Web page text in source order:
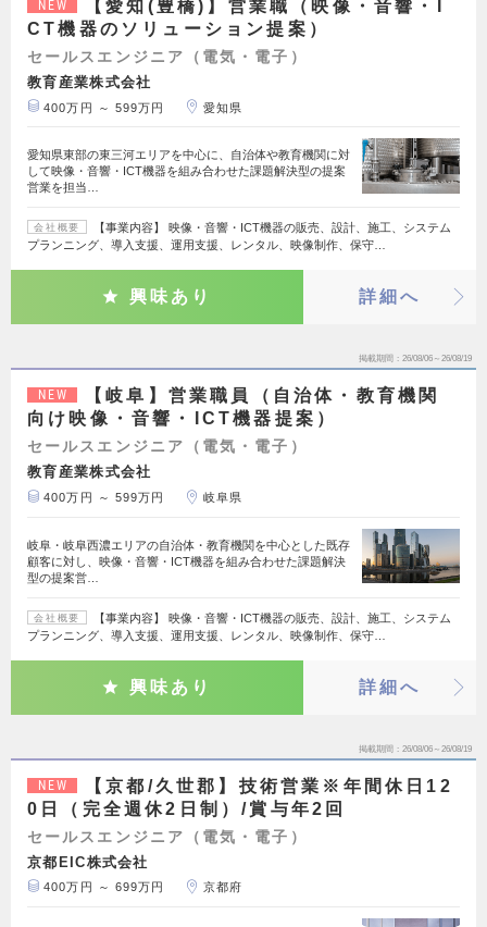
NEW
【愛知(豊橋)】営業職（映像・音響・I
CT機器のソリューション提案）
セールスエンジニア（電気・電子）
教育産業株式会社
400万円 ～ 599万円 愛知県
愛知県東部の東三河エリアを中心に、自治体や教育機関に対
して映像・音響・ICT機器を組み合わせた課題解決型の提案
営業を担当…
会社概要
【事業内容】 映像・音響・ICT機器の販売、設計、施工、システム
プランニング、導入支援、運用支援、レンタル、映像制作、保守…
興味あり 詳細へ
掲載期間 26/08/06～26/08/19
NEW
【岐阜】営業職員（自治体・教育機関
向け映像・音響・ICT機器提案）
セールスエンジニア（電気・電子）
教育産業株式会社
400万円 ～ 599万円 岐阜県
岐阜・岐阜西濃エリアの自治体・教育機関を中心とした既存
顧客に対し、映像・音響・ICT機器を組み合わせた課題解決
型の提案営…
会社概要
【事業内容】 映像・音響・ICT機器の販売、設計、施工、システム
プランニング、導入支援、運用支援、レンタル、映像制作、保守…
興味あり 詳細へ
掲載期間 26/08/06～26/08/19
NEW
【京都/久世郡】技術営業※年間休日12
0日（完全週休2日制）/賞与年2回
セールスエンジニア（電気・電子）
京都EIC株式会社
400万円 ～ 699万円 京都府